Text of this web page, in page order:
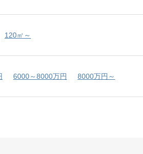
120㎡～
6000～8000万円 8000万円～